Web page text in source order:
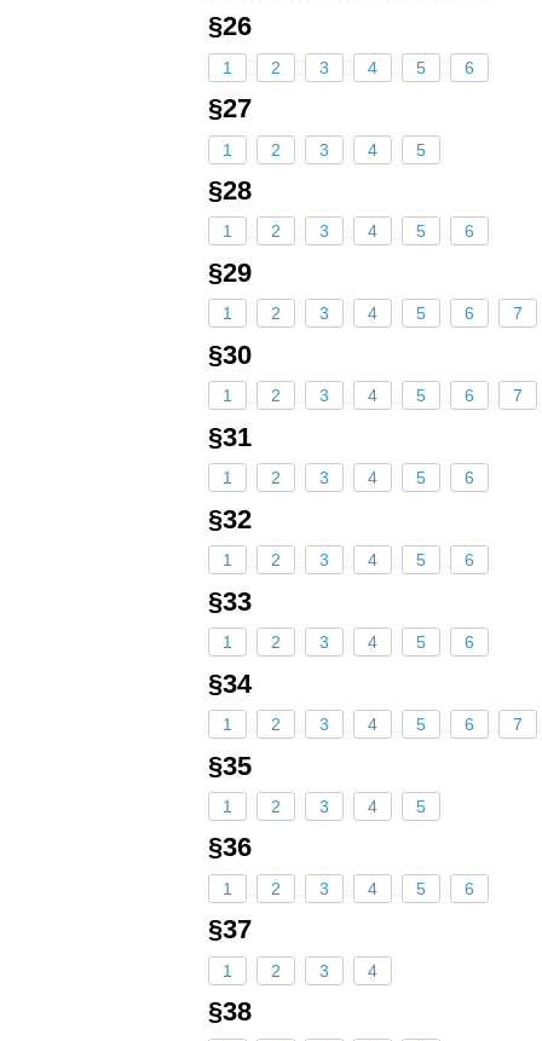
§26
1 2 3 4 5 6
§27
1 2 3 4 5
§28
1 2 3 4 5 6
§29
1 2 3 4 5 6 7
§30
1 2 3 4 5 6 7
§31
1 2 3 4 5 6
§32
1 2 3 4 5 6
§33
1 2 3 4 5 6
§34
1 2 3 4 5 6 7
§35
1 2 3 4 5
§36
1 2 3 4 5 6
§37
1 2 3 4
§38